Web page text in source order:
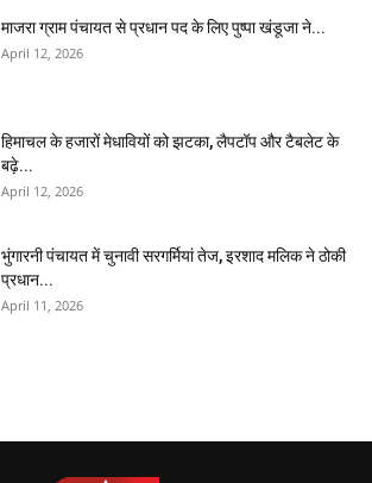
माजरा ग्राम पंचायत से प्रधान पद के लिए पुष्पा खंडूजा ने...
April 12, 2026
हिमाचल के हजारों मेधावियों को झटका, लैपटॉप और टैबलेट के
बढ़े...
April 12, 2026
भुंगारनी पंचायत में चुनावी सरगर्मियां तेज, इरशाद मलिक ने ठोकी
प्रधान...
April 11, 2026